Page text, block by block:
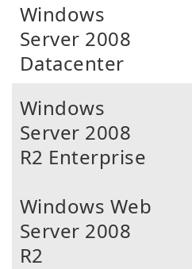
Windows
Server 2008
Datacenter
Windows
Server 2008
R2 Enterprise
Windows Web
Server 2008
R2